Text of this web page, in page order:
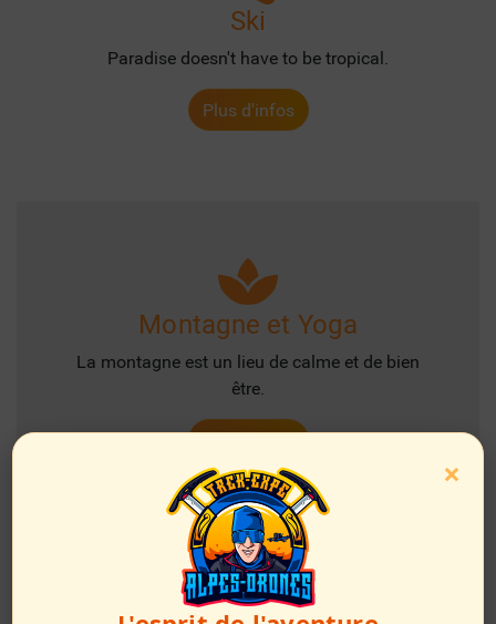
Ski
Paradise doesn't have to be tropical.
Plus d'infos
Montagne et Yoga
La montagne est un lieu de calme et de bien
être.
Plus d'infos
×